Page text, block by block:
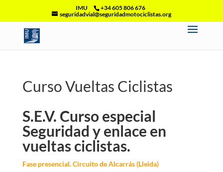
IMU
+34 605 806 676
seguridadvial@seguridadmotociclistas.org
Curso Vueltas Ciclistas
S.E.V. Curso especial
Seguridad y enlace en
vueltas ciclistas.
Fase presencial. Circuito de Alcarrás (Lleida)